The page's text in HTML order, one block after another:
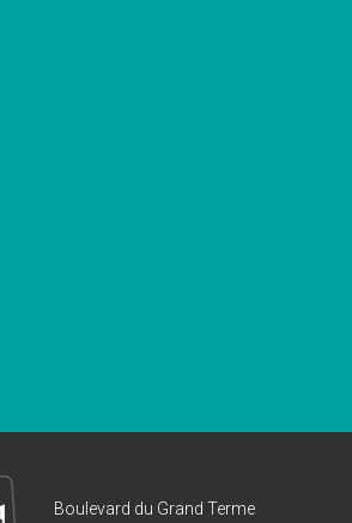
Boulevard du Grand Terme